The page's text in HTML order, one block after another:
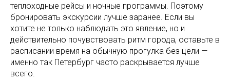
теплоходные рейсы и ночные программы. Поэтому
бронировать экскурсии лучше заранее. Если вы
хотите не только наблюдать это явление, но и
действительно почувствовать ритм города, оставьте в
расписании время на обычную прогулка без цели —
именно так Петербург часто раскрывается лучше
всего.